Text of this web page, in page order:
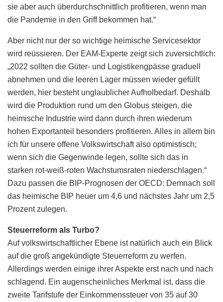
sie aber auch überdurchschnittlich profitieren, wenn man
die Pandemie in den Griff bekommen hat.“
Aber nicht nur der so wichtige heimische Servicesektor
wird reüssieren. Der EAM-Experte zeigt sich zuversichtlich:
„2022 sollten die Güter- und Logistikengpässe graduell
abnehmen und die leeren Lager müssen wieder gefüllt
werden, hier besteht unglaublicher Aufholbedarf. Deshalb
wird die Produktion rund um den Globus steigen, die
heimische Industrie wird dann durch ihren wiederum
hohen Exportanteil besonders profitieren. Alles in allem bin
ich für unsere offene Volkswirtschaft also optimistisch;
wenn sich die Gegenwinde legen, sollte sich das in
starken rot-weiß-roten Wachstumsraten niederschlagen.“
Dazu passen die BIP-Prognosen der OECD: Demnach soll
das heimische BIP heuer um 4,6 und nächstes Jahr um 2,5
Prozent zulegen.
Steuerreform als Turbo?
Auf volkswirtschaftlicher Ebene ist natürlich auch ein Blick
auf die groß angekündigte Steuerreform zu werfen.
Allerdings werden einige ihrer Aspekte erst nach und nach
schlagend. Ein augenscheinliches Merkmal ist, dass die
zweite Tarifstufe der Einkommenssteuer von 35 auf 30